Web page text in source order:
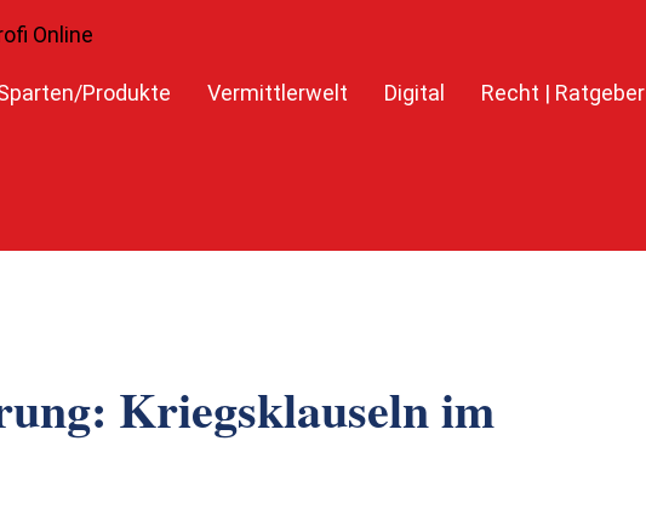
Produkte Vermittlerwelt Digital Recht | Ratgeber
Kriegsklauseln im